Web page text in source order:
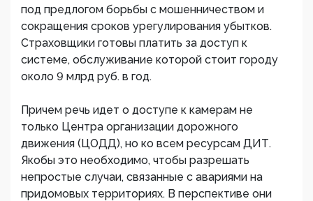
под предлогом борьбы с мошенничеством и
сокращения сроков урегулирования убытков.
Страховщики готовы платить за доступ к
системе, обслуживание которой стоит городу
около 9 млрд руб. в год.
Причем речь идет о доступе к камерам не
только Центра организации дорожного
движения (ЦОДД), но ко всем ресурсам ДИТ.
Якобы это необходимо, чтобы разрешать
непростые случаи, связанные с авариями на
придомовых территориях. В перспективе они